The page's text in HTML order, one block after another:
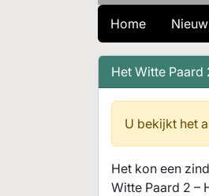
Home
Het Witte Paard
U bekijkt het
Het kon een
Witte Paard 2 –